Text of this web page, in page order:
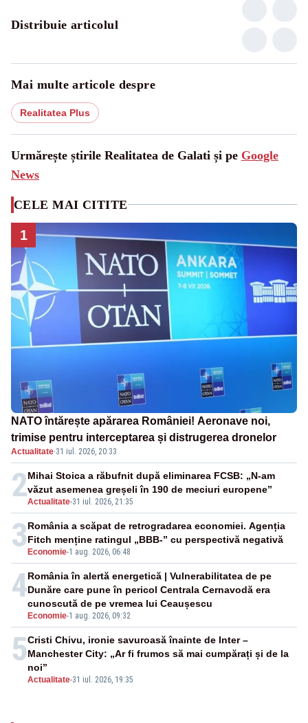
Distribuie articolul
Mai multe articole despre
Realitatea Plus
Urmărește știrile Realitatea de Galati și pe Google
News
CELE MAI CITITE
1
NATO întărește apărarea României! Aeronave noi,
trimise pentru interceptarea și distrugerea dronelor
Actualitate·31 iul. 2026, 20:33
2Actualitate-31 iul. 2026, 21:35
Mihai Stoica a răbufnit după eliminarea FCSB: „N-am
văzut asemenea greșeli în 190 de meciuri europene”
3 Economie-1 aug. 2026, 06:48
România a scăpat de retrogradarea economiei. Agenția
Fitch menține ratingul „BBB-” cu perspectivă negativă
4
Economie-1 aug. 2026, 09:32
România în alertă energetică | Vulnerabilitatea de pe
Dunăre care pune în pericol Centrala Cernavodă era
cunoscută de pe vremea lui Ceaușescu
5
Actualitate-31 iul. 2026, 19:35
Cristi Chivu, ironie savuroasă înainte de Inter –
Manchester City: „Ar fi frumos să mai cumpărați și de la
noi”